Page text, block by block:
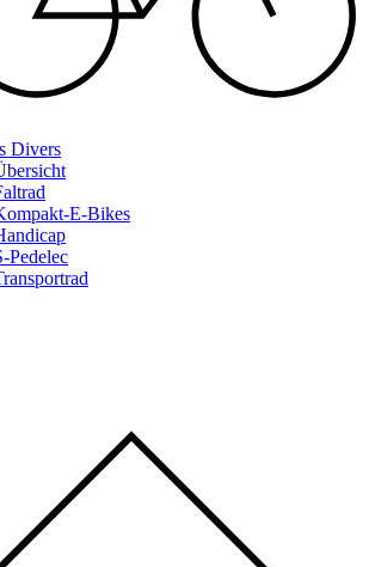
Divers
E-Bikes
Pedelec